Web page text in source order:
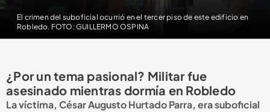
El crimen del suboficial ocurrió en el tercer piso de este edificio en
Robledo. FOTO: GUILLERMO OSPINA
¿Por un tema pasional? Militar fue
asesinado mientras dormía en Robledo
La víctima, César Augusto Hurtado Parra, era suboficial